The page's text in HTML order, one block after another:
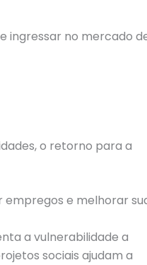
ingressar no mercado
o retorno para a
e melhorar
a vulnerabilidade a
sociais ajudam a